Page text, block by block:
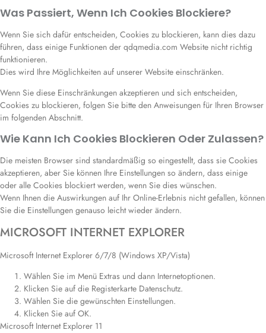
Was Passiert, Wenn Ich Cookies Blockiere?
Wenn Sie sich dafür entscheiden, Cookies zu blockieren, kann dies dazu
führen, dass einige Funktionen der qdqmedia.com Website nicht richtig
funktionieren.
Dies wird Ihre Möglichkeiten auf unserer Website einschränken.
Wenn Sie diese Einschränkungen akzeptieren und sich entscheiden,
Cookies zu blockieren, folgen Sie bitte den Anweisungen für Ihren Browser
im folgenden Abschnitt.
Wie Kann Ich Cookies Blockieren Oder Zulassen?
Die meisten Browser sind standardmäßig so eingestellt, dass sie Cookies
akzeptieren, aber Sie können Ihre Einstellungen so ändern, dass einige
oder alle Cookies blockiert werden, wenn Sie dies wünschen.
Wenn Ihnen die Auswirkungen auf Ihr Online-Erlebnis nicht gefallen, können
Sie die Einstellungen genauso leicht wieder ändern.
MICROSOFT INTERNET EXPLORER
Microsoft Internet Explorer 6/7/8 (Windows XP/Vista)
Wählen Sie im Menü Extras und dann Internetoptionen.
Klicken Sie auf die Registerkarte Datenschutz.
Wählen Sie die gewünschten Einstellungen.
Klicken Sie auf OK.
Microsoft Internet Explorer 11